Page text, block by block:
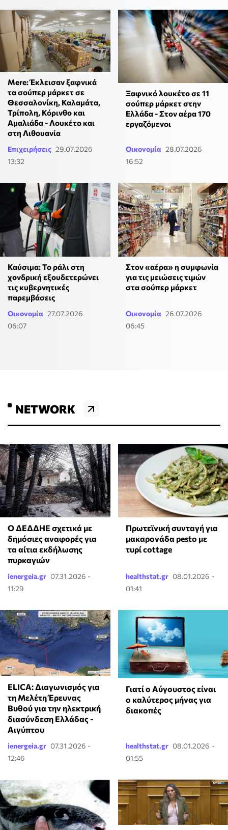
Mere: Έκλεισαν ξαφνικά
τα σούπερ μάρκετ σε
Θεσσαλονίκη, Καλαμάτα,
Τρίπολη, Κόρινθο και
Αμαλιάδα - Λουκέτο και
στη Λιθουανία
Επιχειρήσεις 29.07.2026
13:32
Ξαφνικό λουκέτο σε 11
σούπερ μάρκετ στην
Ελλάδα - Στον αέρα 170
εργαζόμενοι
Οικονομία 28.07.2026
16:52
Καύσιμα: Το ράλι στη
χονδρική εξουδετερώνει
τις κυβερνητικές
παρεμβάσεις
Οικονομία 27.07.2026
06:07
Στον «αέρα» η συμφωνία
για τις μειώσεις τιμών
στα σούπερ μάρκετ
Οικονομία 26.07.2026
06:45
NETWORK
Ο ΔΕΔΔΗΕ σχετικά με
δημόσιες αναφορές για
τα αίτια εκδήλωσης
πυρκαγιών
ienergeia.gr 07.31.2026 -
11:29
Πρωτεϊνική συνταγή για
μακαρονάδα pesto με
τυρί cottage
healthstat.gr 08.01.2026 -
01:41
ELICA: Διαγωνισμός για
τη Μελέτη Έρευνας
Βυθού για την ηλεκτρική
διασύνδεση Ελλάδας -
Αιγύπτου
ienergeia.gr 07.31.2026 -
12:46
Γιατί ο Αύγουστος είναι
ο καλύτερος μήνας για
διακοπές
healthstat.gr 08.01.2026 -
01:55